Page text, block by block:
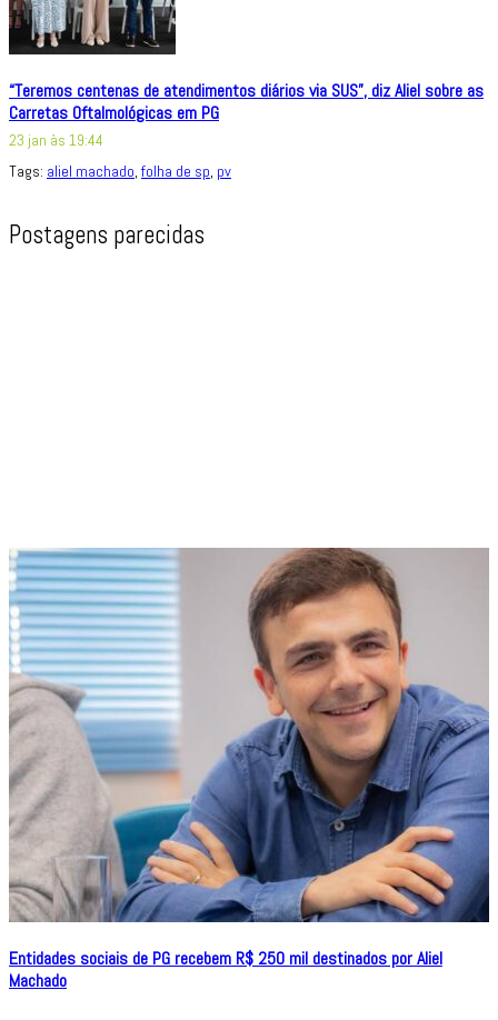
“Teremos centenas de atendimentos diários via SUS”, diz Aliel sobre as
Carretas Oftalmológicas em PG
23 jan às 19:44
Tags: aliel machado,folha de sp, pv
Postagens parecidas
Entidades sociais de PG recebem R$ 250 mil destinados por Aliel
Machado